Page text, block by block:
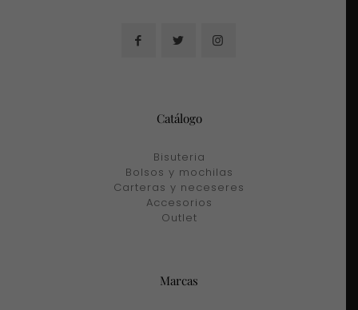
Catálogo
Bisuteria
Bolsos y mochilas
Carteras y neceseres
Accesorios
Outlet
Marcas